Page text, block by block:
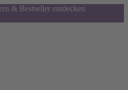
& Bestseller entdecken